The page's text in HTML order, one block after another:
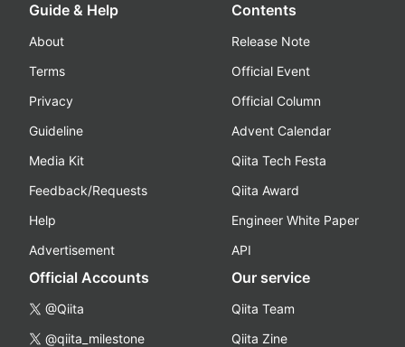
Guide & Help
About
Terms
Privacy
Guideline
Media Kit
Feedback/Requests
Help
Advertisement
Contents
Release Note
Official Event
Official Column
Advent Calendar
Qiita Tech Festa
Qiita Award
Engineer White Paper
API
Official Accounts
@Qiita
@qiita_milestone
Our service
Qiita Team
Qiita Zine